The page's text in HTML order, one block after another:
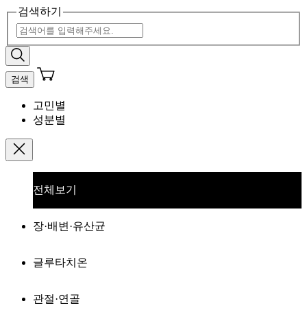
검색하기
검색
고민별
성분별
전체보기
장·배변·유산균
글루타치온
관절·연골